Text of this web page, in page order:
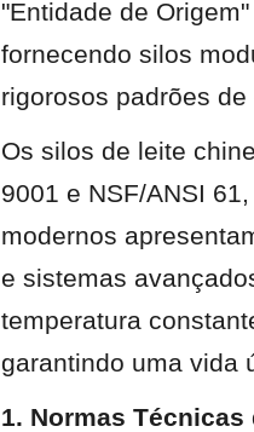
"Entidade de
fornecendo silos
rigorosos padrões
Os silos de leite
9001 e NSF/ANSI
modernos
e sistemas
temperatura
garantindo uma vida
1. Normas